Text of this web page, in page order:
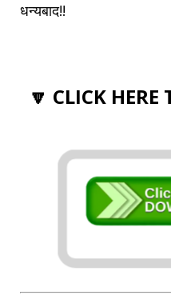
धन्यबाद!!
🔽 CLICK